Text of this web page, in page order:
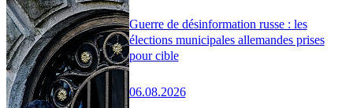
Guerre de désinformation russe : les
élections municipales allemandes prises
pour cible
06.08.2026